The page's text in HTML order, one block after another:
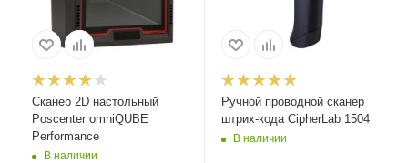
Сканер 2D настольный
Poscenter omniQUBE
Performance
В наличии
Ручной проводной сканер
штрих-кода CipherLab 1504
В наличии